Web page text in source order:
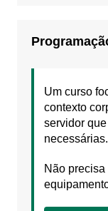
Um curso
contexto
servidor
necessárias.
Não